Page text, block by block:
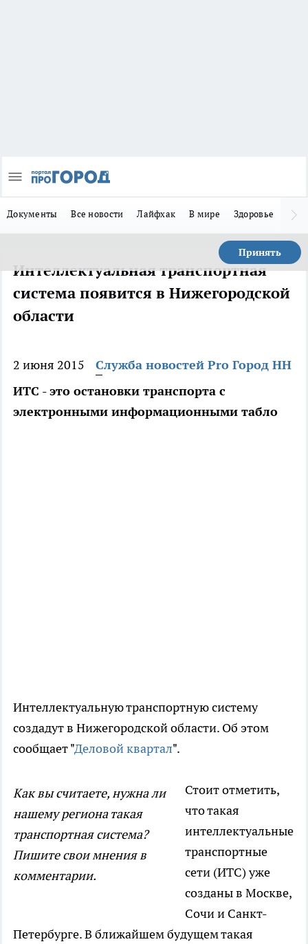
Документы Все новости Лайфхак В мире Здоровье
Принять
Интеллектуальная транспортная
система появится в Нижегородской
области
2 июня 2015
Служба новостей Pro Город НН
ИТС - это остановки транспорта с
электронными информационными табло
Интеллектуальную транспортную систему
создадут в Нижегородской области. Об этом
сообщает "Деловой квартал".
Как вы считаете, нужна ли
нашему региона такая
транспортная система?
Пишите свои мнения в
комментарии.
Стоит отметить,
что такая
интеллектуальные
транспортные
сети (ИТС) уже
созданы в Москве,
Сочи и Санкт-
Петербурге. В ближайшем будущем такая